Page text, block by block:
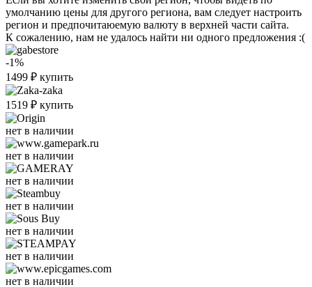
умолчанию цены для другого региона, вам следует настроить
регион и предпочитаюемую валюту в верхней части сайта.
К сожалению, нам не удалось найти ни одного предложения :(
-1%
1499 ₽ купить
1519 ₽ купить
нет в наличии
нет в наличии
нет в наличии
нет в наличии
нет в наличии
нет в наличии
нет в наличии